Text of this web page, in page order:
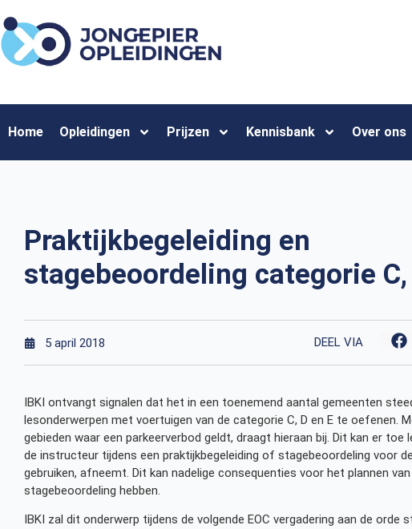
Home Opleidingen Prijzen Kennisbank Over ons
Praktijkbegeleiding en
stagebeoordeling categorie C,
5 april 2018 DEEL VIA
IBKI ontvangt signalen dat het in een toenemend aantal gemeenten
lesonderwerpen met voertuigen van de categorie C, D en E te oefenen.
gebieden waar een parkeerverbod geldt, draagt hieraan bij. Dit kan er
de instructeur tijdens een praktijkbegeleiding of stagebeoordeling voor
gebruiken, afneemt. Dit kan nadelige consequenties voor het plannen
stagebeoordeling hebben.
IBKI zal dit onderwerp tijdens de volgende EOC vergadering aan de orde